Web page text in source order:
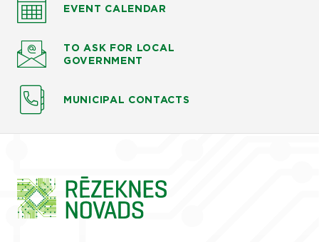
EVENT CALENDAR
TO ASK FOR LOCAL
GOVERNMENT
MUNICIPAL CONTACTS